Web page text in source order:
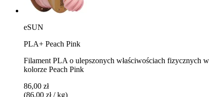
eSUN
PLA+ Peach Pink
Filament PLA o ulepszonych właściwościach fizycznych w
kolorze Peach Pink
86,00 zł
(86,00 zł / kg)